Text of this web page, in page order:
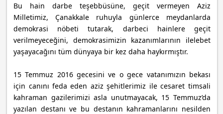
Bu hain darbe teşebbüsüne, geçit vermeyen Aziz
Milletimiz, Çanakkale ruhuyla günlerce meydanlarda
demokrasi nöbeti tutarak, darbeci hainlere geçit
verilmeyeceğini, demokrasimizin kazanımlarının ilelebet
yaşayacağını tüm dünyaya bir kez daha haykırmıştır.
15 Temmuz 2016 gecesini ve o gece vatanımızın bekası
için canını feda eden aziz şehitlerimiz ile cesaret timsali
kahraman gazilerimizi asla unutmayacak, 15 Temmuz’da
yazılan destanı ve bu destanın kahramanlarını nesilden